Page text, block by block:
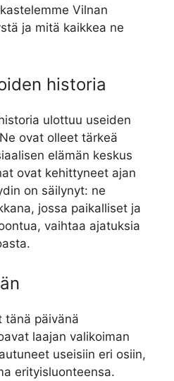
Vilnan
ja mitä kaikkea ne
historia
ulottuu useiden
ovat olleet tärkeä
elämän keskus
ovat kehittyneet ajan
on säilynyt: ne
jossa paikalliset ja
vaihtaa ajatuksia
tänä päivänä
laajan valikoiman
useisiin eri osiin,
erityisluonteensa.